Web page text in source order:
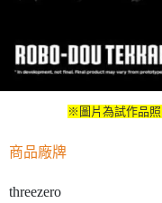
※圖片為試作品
商品廠牌
threezero